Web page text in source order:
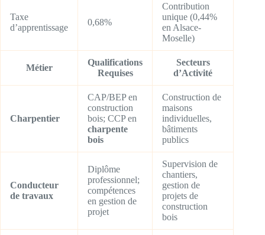
Taxe
d’apprentissage
0,68%
Contribution
unique (0,44%
en Alsace-
Moselle)
Métier
Qualifications
Requises
Secteurs
d’Activité
Charpentier
CAP/BEP en
construction
bois; CCP en
charpente
bois
Construction de
maisons
individuelles,
bâtiments
publics
Conducteur
de travaux
Diplôme
professionnel;
compétences
en gestion de
projet
Supervision de
chantiers,
gestion de
projets de
construction
bois